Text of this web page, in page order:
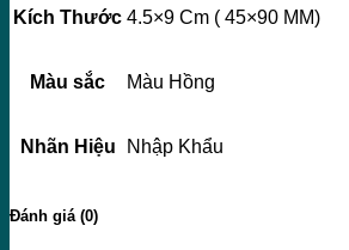
Kích Thước 4.5×9 Cm ( 45×90 MM)
Màu sắc Màu Hồng
Nhãn Hiệu Nhập Khẩu
Đánh giá (0)